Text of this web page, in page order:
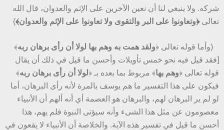
شركه. ولا ينبغي لنا أن نعين الآخرين على الإثم والعدوان، قال الله
تعالى﴿وتعاونوا على البر والتقوى ولا تعاونوا على الإثم والعدوان﴾)
(وأما قوله تعالى ﴿ولقد همت به وهم بها لولا أن رأى برهان ربه﴾
[فقد قيل فيه نحو خمس تأويلات وأحسن ما قيل في ذلك أن يقال
قوله تعالى ﴿وهم بها﴾ مربوط بما بعده بـ ﴿لولا أن رأى برهان ربه﴾
فيكون على هذا التفسير ما هم يوسف بالمرة لأنه رأى البرهان، أما
لو لم ير البرهان لهم، والبرهان هو العصمة أي أنه ألهم أن الأنبياء
معصومون عن مثل هذا الشىء وأنه سيؤتى النبوة فلم يهم، هذا
أحسن ما قيل في تفسير هذه الآية. والخلاصة أن الأنبياء لا يقعون في